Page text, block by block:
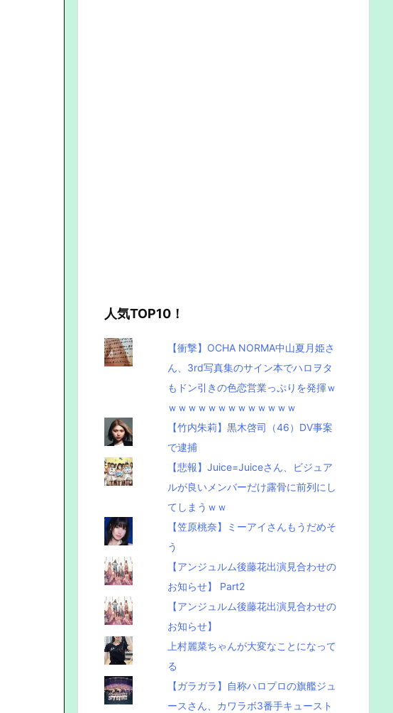
人気TOP10！
【衝撃】OCHA NORMA中山夏月姫さ
ん、3rd写真集のサイン本でハロヲタ
もドン引きの色恋営業っぷりを発揮ｗ
ｗｗｗｗｗｗｗｗｗｗｗｗｗ
【竹内朱莉】黒木啓司（46）DV事案
で逮捕
【悲報】Juice=Juiceさん、ビジュア
ルが良いメンバーだけ露骨に前列にし
てしまうｗｗ
【笠原桃奈】ミーアイさんもうだめそ
う
【アンジュルム後藤花出演見合わせの
お知らせ】 Part2
【アンジュルム後藤花出演見合わせの
お知らせ】
上村麗菜ちゃんが大変なことになって
る
【ガラガラ】自称ハロプロの旗艦ジュ
ースさん、カワラボ3番手キュースト